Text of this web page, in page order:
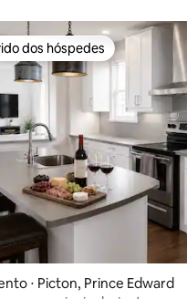
melhores preferidos dos
dos hóspedes
⋅ Picton, Prince Edward